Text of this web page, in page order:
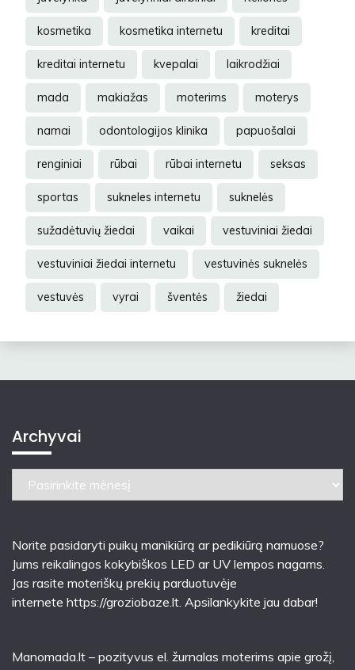
kosmetika kosmetika internetu kreditai
kreditai internetu kvepalai laikrodžiai
mada makiažas moterims moterys
namai odontologijos klinika papuošalai
renginiai rūbai rūbai internetu seksas
sportas sukneles internetu suknelės
sužadėtuvių žiedai vaikai vestuviniai žiedai
vestuviniai žiedai internetu vestuvinės suknelės
vestuvės vyrai šventės žiedai
Archyvai
Archyvai
Norite pasidaryti puikų manikiūrą ar pedikiūrą namuose?
Jums reikalingos kokybiškos LED ar UV lempos nagams.
Jas rasite moteriškų prekių parduotuvėje
internete https://groziobaze.lt. Apsilankykite jau dabar!
Manomada.lt – pozityvus el. žurnalas moterims apie grožį,